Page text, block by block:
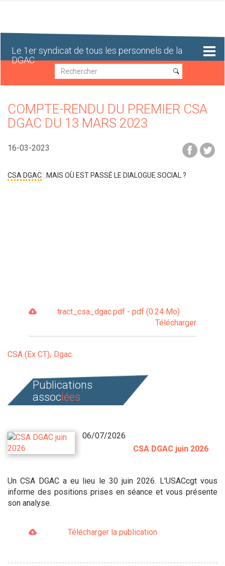
Le 1er syndicat de tous les personnels de la
DGAC
Recherche
Recherche
COMPTE-RENDU DU PREMIER CSA
DGAC DU 13 MARS 2023
16-03-2023
CSA DGAC : MAIS OÙ EST PASSÉ LE DIALOGUE SOCIAL ?
tract_csa_dgac.pdf - pdf (0.24 Mo)
Télécharger
CSA (Ex CT) Dgac
Publications
associées
06/07/2026
CSA DGAC juin 2026
Un CSA DGAC a eu lieu le 30 juin 2026. L'USACcgt vous
informe des positions prises en séance et vous présente
son analyse.
Télécharger la publication